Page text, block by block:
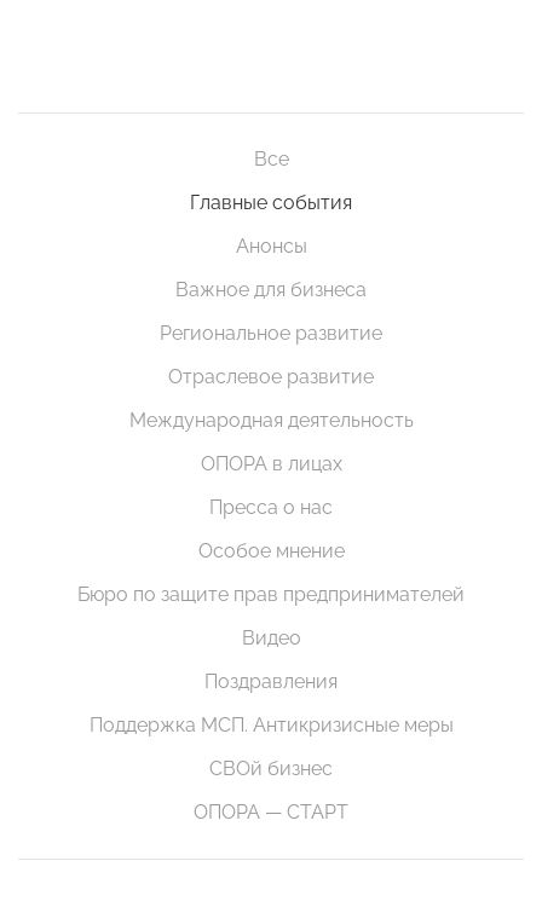
Все
Главные события
Анонсы
Важное для бизнеса
Региональное развитие
Отраслевое развитие
Международная деятельность
ОПОРА в лицах
Пресса о нас
Особое мнение
Бюро по защите прав предпринимателей
Видео
Поздравления
Поддержка МСП. Антикризисные меры
СВОй бизнес
ОПОРА — СТАРТ